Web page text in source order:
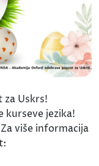
Uskrs!
kurseve jezika!
više informacija